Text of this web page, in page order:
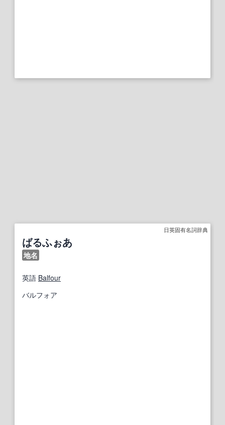
日英固有名詞辞典
ばるふぉあ
地名
英語 Balfour
バルフォア